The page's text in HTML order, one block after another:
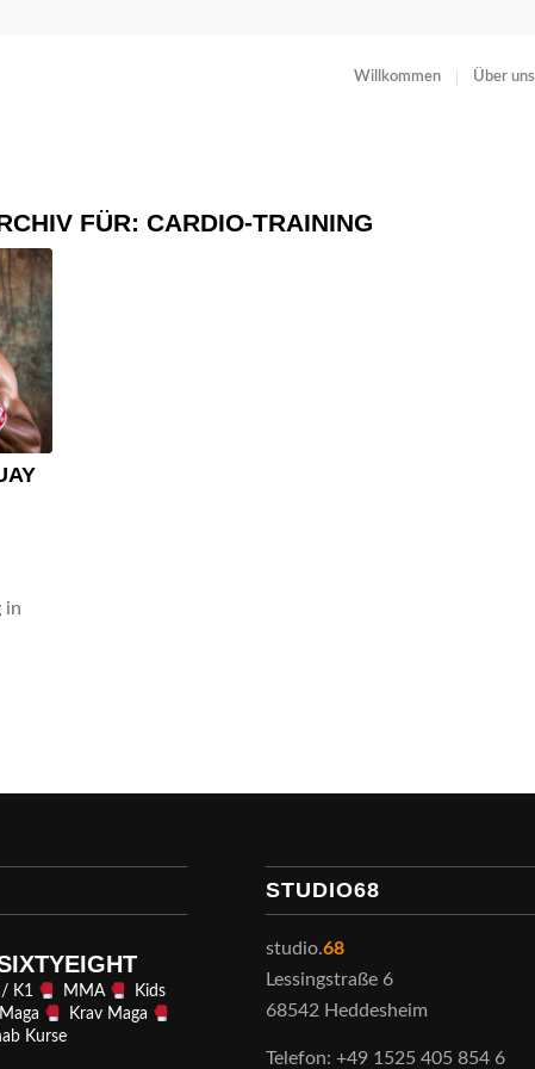
Willkommen Über uns
FÜR:CARDIO-TRAINING
in
/ K1 MMA
Kids
Krav Maga
Kurse
STUDIO68
studio.68
Lessingstraße 6
68542 Heddesheim
Telefon: +49 1525 405 854 6